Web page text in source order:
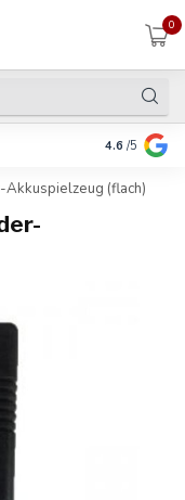
0
In 3 Raten
4.6 /5
(flach)